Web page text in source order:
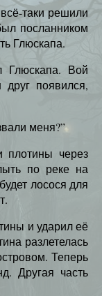
таки решили
посланником
Глюскапа.
Глюскапа. Вой
появился,
меня?”
плотины через
по реке на
лосося для
и ударил её
разлетелась
Теперь
Другая часть